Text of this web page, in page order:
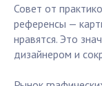
Совет от
референсы —
нравятся. Это
дизайнером и